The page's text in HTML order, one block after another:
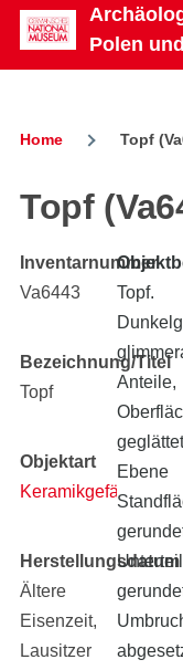
Skip to main content
Polen
Home Topf
Topf
Inventarnummer
Va6443
Bezeichnung/Titel
Topf
Objektart
Keramikgefäß
Herstellungsdatum
Ältere
Eisenzeit,
Lausitzer
Topf.
Anteile,
Ebene